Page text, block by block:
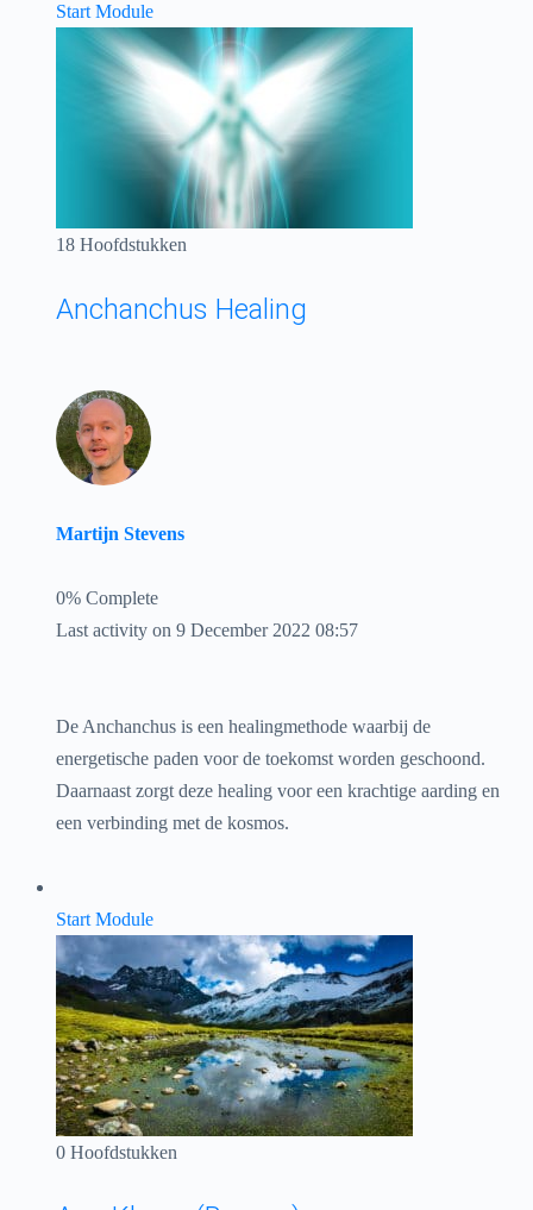
Start Module
18 Hoofdstukken
Anchanchus Healing
Martijn Stevens
0% Complete
Last activity on 9 December 2022 08:57
De Anchanchus is een healingmethode waarbij de
energetische paden voor de toekomst worden geschoond.
Daarnaast zorgt deze healing voor een krachtige aarding en
een verbinding met de kosmos.
Start Module
0 Hoofdstukken